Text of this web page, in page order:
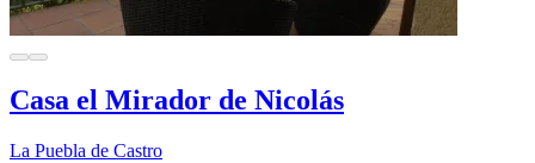
Casa el Mirador de Nicolás
La Puebla de Castro